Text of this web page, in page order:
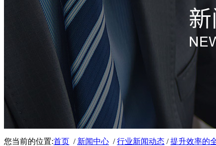
您当前的位置:首页 / 新闻中心 /行业新闻动态 /提升效率的